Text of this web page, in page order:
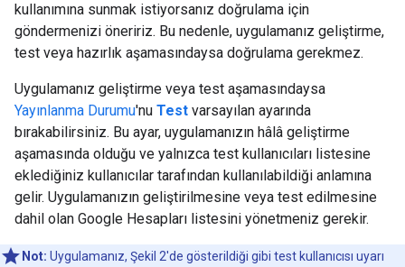
kullanımına sunmak istiyorsanız doğrulama için
göndermenizi öneririz. Bu nedenle, uygulamanız geliştirme,
test veya hazırlık aşamasındaysa doğrulama gerekmez.
Uygulamanız geliştirme veya test aşamasındaysa
Yayınlanma Durumu'nu Test varsayılan ayarında
bırakabilirsiniz. Bu ayar, uygulamanızın hâlâ geliştirme
aşamasında olduğu ve yalnızca test kullanıcıları listesine
eklediğiniz kullanıcılar tarafından kullanılabildiği anlamına
gelir. Uygulamanızın geliştirilmesine veya test edilmesine
dahil olan Google Hesapları listesini yönetmeniz gerekir.
Not: Uygulamanız, Şekil 2'de gösterildiği gibi test kullanıcısı uyarı